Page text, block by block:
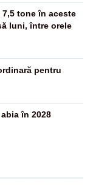
tone în aceste
luni, între orele
pentru
în 2028